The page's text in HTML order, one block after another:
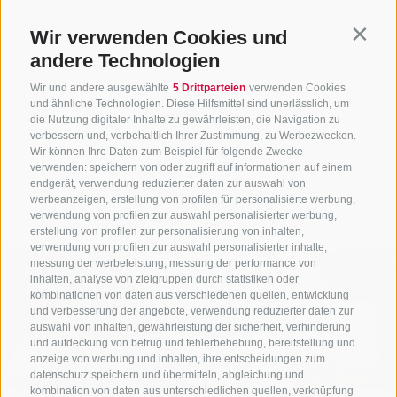
Wir verwenden Cookies und
andere Technologien
Wir und andere ausgewählte 5 Drittparteien verwenden Cookies
und ähnliche Technologien. Diese Hilfsmittel sind unerlässlich, um
die Nutzung digitaler Inhalte zu gewährleisten, die Navigation zu
verbessern und, vorbehaltlich Ihrer Zustimmung, zu Werbezwecken.
Wir können Ihre Daten zum Beispiel für folgende Zwecke
verwenden: speichern von oder zugriff auf informationen auf einem
endgerät, verwendung reduzierter daten zur auswahl von
werbeanzeigen, erstellung von profilen für personalisierte werbung,
verwendung von profilen zur auswahl personalisierter werbung,
erstellung von profilen zur personalisierung von inhalten,
verwendung von profilen zur auswahl personalisierter inhalte,
messung der werbeleistung, messung der performance von
inhalten, analyse von zielgruppen durch statistiken oder
kombinationen von daten aus verschiedenen quellen, entwicklung
und verbesserung der angebote, verwendung reduzierter daten zur
auswahl von inhalten, gewährleistung der sicherheit, verhinderung
und aufdeckung von betrug und fehlerbehebung, bereitstellung und
anzeige von werbung und inhalten, ihre entscheidungen zum
datenschutz speichern und übermitteln, abgleichung und
kombination von daten aus unterschiedlichen quellen, verknüpfung
Für die Online-Anmeldung zu den verschiedene
Aktivitäten besuchen Sie unser
GästeinformationssystemGuestnet.